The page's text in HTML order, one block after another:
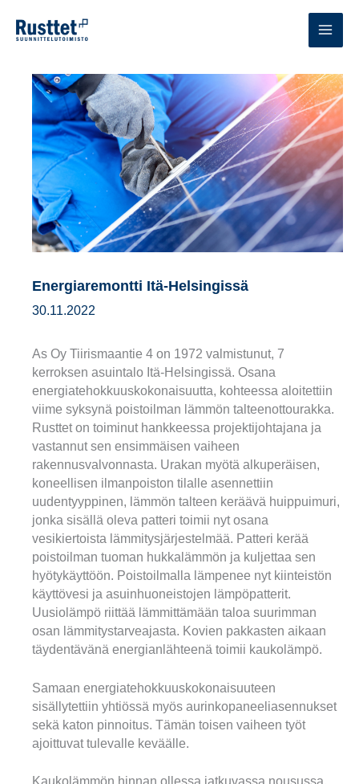
sisältöön
Energiaremontti Itä-Helsingissä
30.11.2022
As Oy Tiirismaantie 4 on 1972 valmistunut, 7
kerroksen asuintalo Itä-Helsingissä. Osana
energiatehokkuuskokonaisuutta, kohteessa aloitettiin
viime syksynä poistoilman lämmön talteenottourakka.
Rusttet on toiminut hankkeessa projektijohtajana ja
vastannut sen ensimmäisen vaiheen
rakennusvalvonnasta. Urakan myötä alkuperäisen,
koneellisen ilmanpoiston tilalle asennettiin
uudentyyppinen, lämmön talteen keräävä huippuimuri,
jonka sisällä oleva patteri toimii nyt osana
vesikiertoista lämmitysjärjestelmää. Patteri kerää
poistoilman tuoman hukkalämmön ja kuljettaa sen
hyötykäyttöön. Poistoilmalla lämpenee nyt kiinteistön
käyttövesi ja asuinhuoneistojen lämpöpatterit.
Uusiolämpö riittää lämmittämään taloa suurimman
osan lämmitystarveajasta. Kovien pakkasten aikaan
täydentävänä energianlähteenä toimii kaukolämpö.
Samaan energiatehokkuuskokonaisuuteen
sisällytettiin yhtiössä myös aurinkopaneeliasennukset
sekä katon pinnoitus. Tämän toisen vaiheen työt
ajoittuvat tulevalle keväälle.